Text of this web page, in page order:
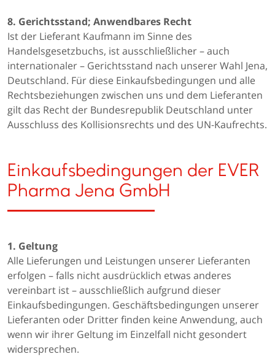
8. Gerichtsstand; Anwendbares Recht
Ist der Lieferant Kaufmann im Sinne des
Handelsgesetzbuchs, ist ausschließlicher – auch
internationaler – Gerichtsstand nach unserer Wahl Jena,
Deutschland. Für diese Einkaufsbedingungen und alle
Rechtsbeziehungen zwischen uns und dem Lieferanten
gilt das Recht der Bundesrepublik Deutschland unter
Ausschluss des Kollisionsrechts und des UN-Kaufrechts.
Einkaufsbedingungen der EVER
Pharma Jena GmbH
1. Geltung
Alle Lieferungen und Leistungen unserer Lieferanten
erfolgen – falls nicht ausdrücklich etwas anderes
vereinbart ist – ausschließlich aufgrund dieser
Einkaufsbedingungen. Geschäftsbedingungen unserer
Lieferanten oder Dritter finden keine Anwendung, auch
wenn wir ihrer Geltung im Einzelfall nicht gesondert
widersprechen.